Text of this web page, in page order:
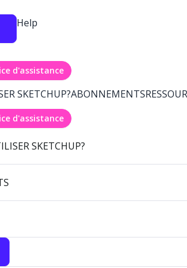
Help
d'assistance
SKETCHUP?ABONNEMENTS
d'assistance
SKETCHUP?